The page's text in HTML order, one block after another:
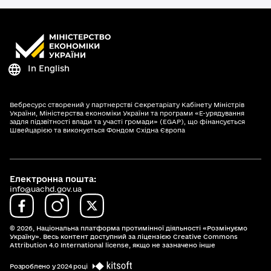
In English
Вебресурс створений у партнерстві Секретаріату Кабінету Міністрів
України, Міністерства економіки України та програми «Е-урядування
задля підзвітності влади та участі громади» (EGAP), що фінансується
Швейцарією та виконується Фондом Східна Європа
© 2026, Національна платформа протимінної діяльності «Розмінуємо
Україну». Весь контент доступний за ліцензією Creative Commons
Attribution 4.0 International license, якщо не зазначено інше
Електронна пошта:
info@uachd.gov.ua
Розроблено у 2024 році